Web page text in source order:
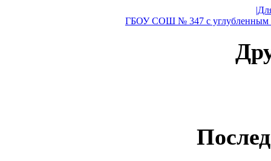
ГБОУ СОШ № 347 с углубленным